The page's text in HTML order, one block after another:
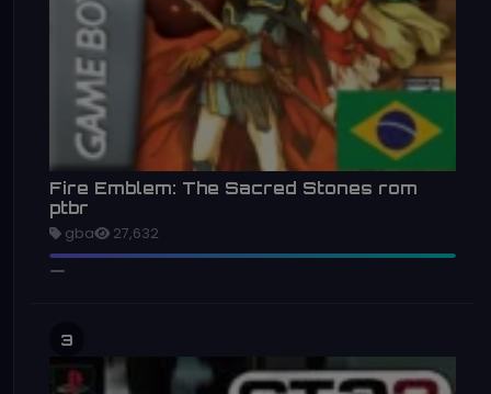
Fire Emblem: The Sacred Stones rom
ptbr
gba 27,632
3